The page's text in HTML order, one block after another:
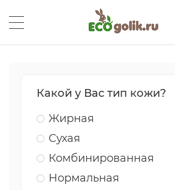
Какой у Вас тип кожи?
Жирная
Сухая
Комбинированная
Нормальная